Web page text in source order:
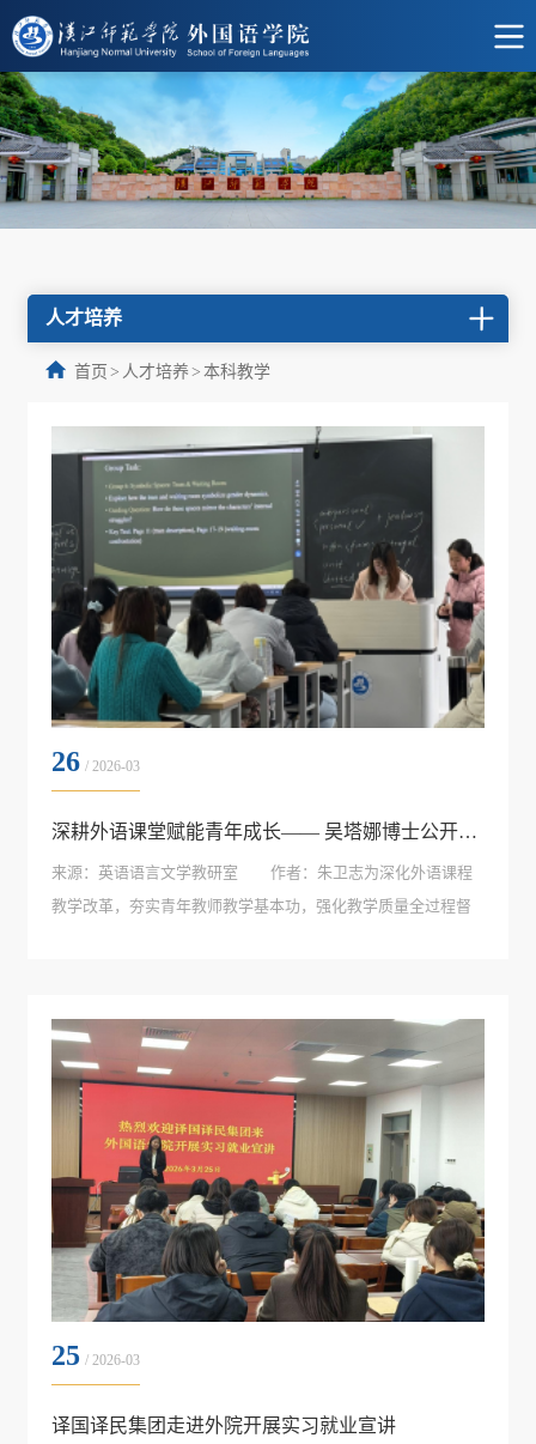
人才培养
首页 > 人才培养 > 本科教学
26 / 2026-03
深耕外语课堂赋能青年成长—— 吴塔娜博士公开课助力教学提质增效
来源：英语语言文学教研室 作者：朱卫志为深化外语课程
教学改革，夯实青年教师教学基本功，强化教学质量全过程督
临听课指导，外国语学院相...
25 / 2026-03
译国译民集团走进外院开展实习就业宣讲